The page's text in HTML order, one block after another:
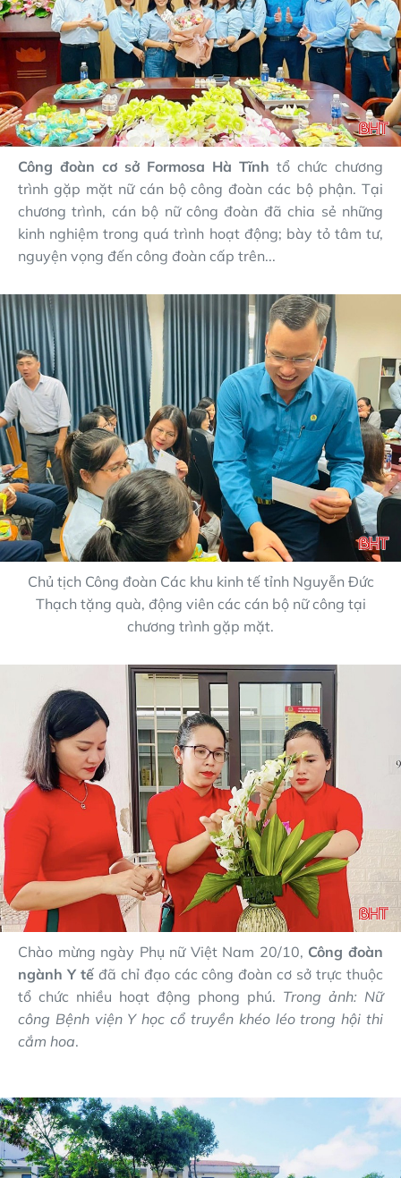
Công đoàn cơ sở Formosa Hà Tĩnh tổ chức chương
trình gặp mặt nữ cán bộ công đoàn các bộ phận. Tại
chương trình, cán bộ nữ công đoàn đã chia sẻ những
kinh nghiệm trong quá trình hoạt động; bày tỏ tâm tư,
nguyện vọng đến công đoàn cấp trên...
Chủ tịch Công đoàn Các khu kinh tế tỉnh Nguyễn Đức
Thạch tặng quà, động viên các cán bộ nữ công tại
chương trình gặp mặt.
Chào mừng ngày Phụ nữ Việt Nam 20/10, Công đoàn
ngành Y tế đã chỉ đạo các công đoàn cơ sở trực thuộc
tổ chức nhiều hoạt động phong phú. Trong ảnh: Nữ
công Bệnh viện Y học cổ truyền khéo léo trong hội thi
cắm hoa.